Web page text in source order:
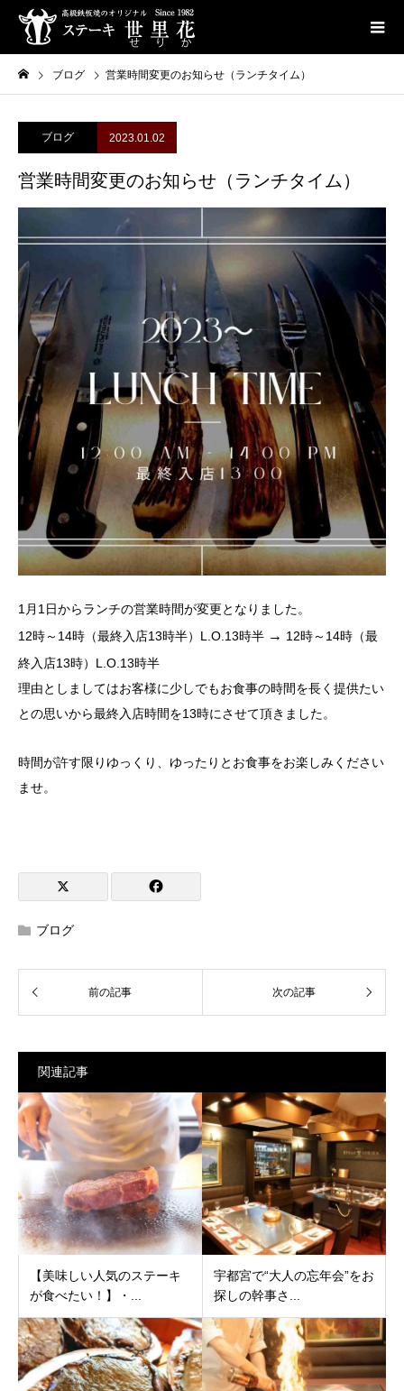
ブログ 営業時間変更のお知らせ（ランチタイム）
ブログ 2023.01.02
営業時間変更のお知らせ（ランチタイム）
1月1日からランチの営業時間が変更となりました。
12時～14時（最終入店13時半）L.O.13時半 → 12時～14時（最
終入店13時）L.O.13時半
理由としましてはお客様に少しでもお食事の時間を長く提供たい
との思いから最終入店時間を13時にさせて頂きました。
時間が許す限りゆっくり、ゆったりとお食事をお楽しみください
ませ。
ブログ
関連記事
【美味しい人気のステーキ
が食べたい！】・...
宇都宮で“大人の忘年会”をお
探しの幹事さ...